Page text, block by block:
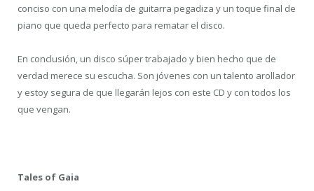
conciso con una melodía de guitarra pegadiza y un toque final de
piano que queda perfecto para rematar el disco.
En conclusión, un disco súper trabajado y bien hecho que de
verdad merece su escucha. Son jóvenes con un talento arollador
y estoy segura de que llegarán lejos con este CD y con todos los
que vengan.
Tales of Gaia